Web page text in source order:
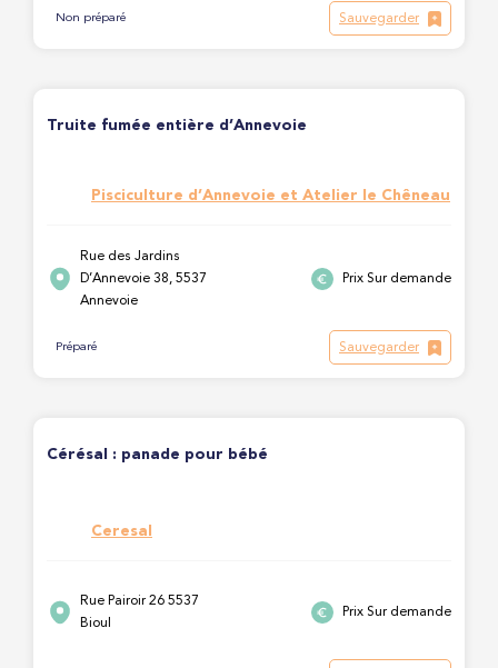
Non préparé Sauvegarder
Truite fumée entière d’Annevoie
Pisciculture d’Annevoie et Atelier le Chêneau
Rue des Jardins
D’Annevoie 38, 5537
Annevoie
Prix Sur demande
Préparé Sauvegarder
Cérésal : panade pour bébé
Ceresal
Rue Pairoir 26 5537
Bioul
Prix Sur demande